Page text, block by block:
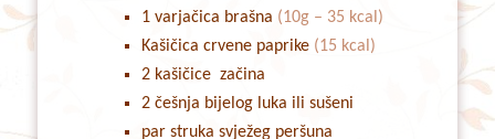
1 varjačica brašna (10g – 35 kcal)
Kašičica crvene paprike (15 kcal)
2 kašičice začina
2 češnja bijelog luka ili sušeni
par struka svježeg peršuna